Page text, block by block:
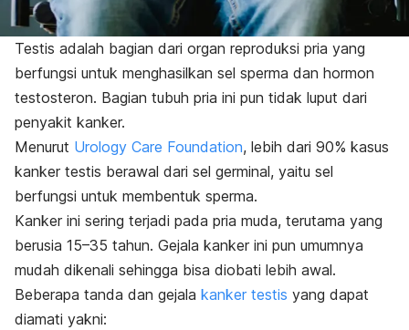
Testis adalah bagian dari organ reproduksi pria yang
berfungsi untuk menghasilkan sel sperma dan hormon
testosteron. Bagian tubuh pria ini pun tidak luput dari
penyakit kanker.
Menurut Urology Care Foundation, lebih dari 90% kasus
kanker testis berawal dari sel germinal, yaitu sel
berfungsi untuk membentuk sperma.
Kanker ini sering terjadi pada pria muda, terutama yang
berusia 15–35 tahun. Gejala kanker ini pun umumnya
mudah dikenali sehingga bisa diobati lebih awal.
Beberapa tanda dan gejala kanker testis yang dapat
diamati yakni: